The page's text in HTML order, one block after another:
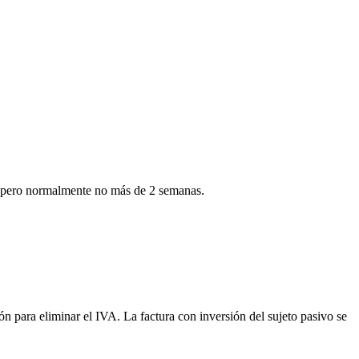
normalmente no más de 2 semanas.
para eliminar el IVA. La factura con inversión del sujeto pasivo se